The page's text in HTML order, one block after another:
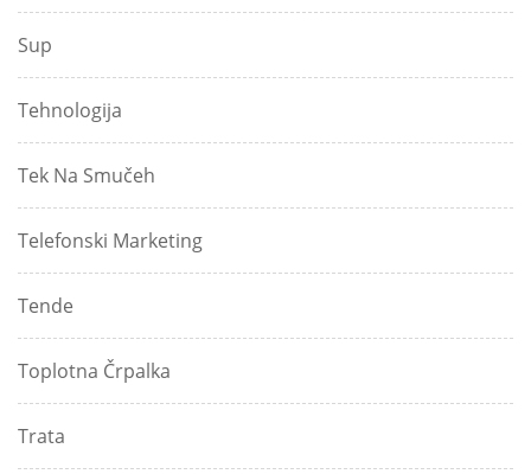
Sup
Tehnologija
Tek Na Smučeh
Telefonski Marketing
Tende
Toplotna Črpalka
Trata